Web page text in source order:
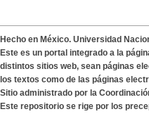
Hecho en México. Universidad
Este es un portal integrado a la
distintos sitios web, sean páginas
los textos como de las páginas
Sitio administrado por la
Este repositorio se rige por los